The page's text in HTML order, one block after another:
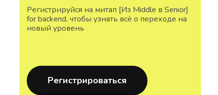
Регистрируйся на митап [Из Middle в Senior]
for backend, чтобы узнать всё о переходе на
новый уровень
Регистрироваться